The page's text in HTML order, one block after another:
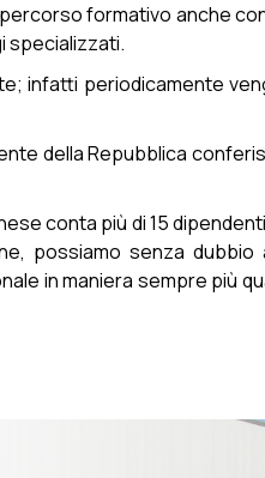
formativo anche
specializzati.
infatti periodicamente
della Repubblica
conta più di 15
possiamo senza dubbio
in maniera sempre più